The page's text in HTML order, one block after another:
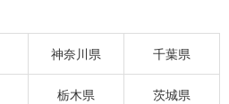
神奈川県 千葉県
栃木県 茨城県